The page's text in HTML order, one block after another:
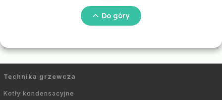
Do góry
Technika grzewcza
Kotły kondensacyjne